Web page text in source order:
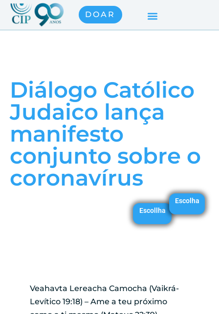
DOAR
Diálogo Católico
Judaico lança
manifesto
conjunto sobre o
coronavírus
Escollha
Escolha
Veahavta Lereacha Camocha (Vaikrá-
Levítico 19:18) – Ame a teu próximo